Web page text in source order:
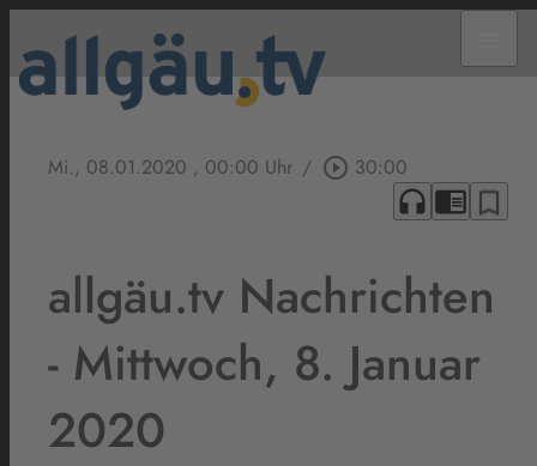
Mi., 08.01.2020 , 00:00 Uhr / play_circle_outline 30:00
headphones chrome_reader_mode bookmark_border
allgäu.tv Nachrichten
- Mittwoch, 8. Januar
2020